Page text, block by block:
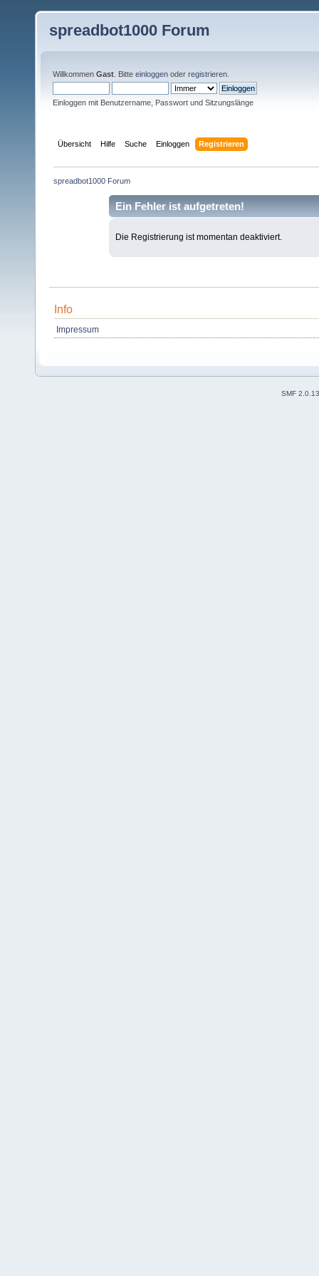
spreadbot1000 Forum
Willkommen Gast . Bitte einloggen oder registrieren
Einloggen mit Benutzername, Passwort und Sitzungslänge
Übersicht Hilfe Suche Einloggen Registrieren
spreadbot1000 Forum
Ein Fehler ist aufgetreten!
Die Registrierung ist momentan deaktiviert.
Info
Impressum
SMF 2.0.13